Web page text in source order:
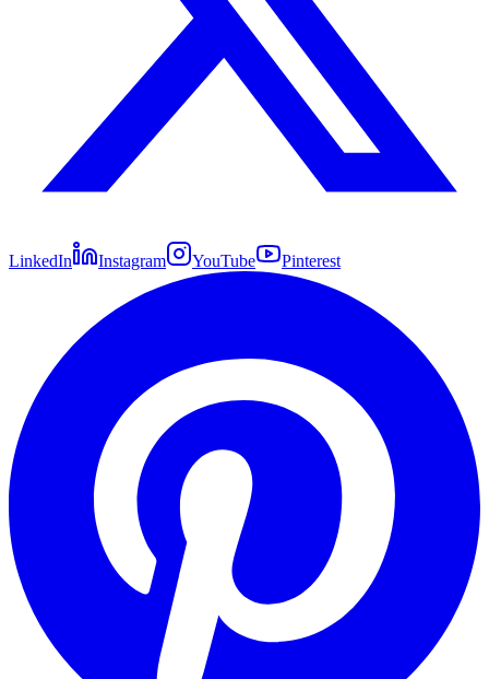
LinkedIn Instagram YouTube Pinterest